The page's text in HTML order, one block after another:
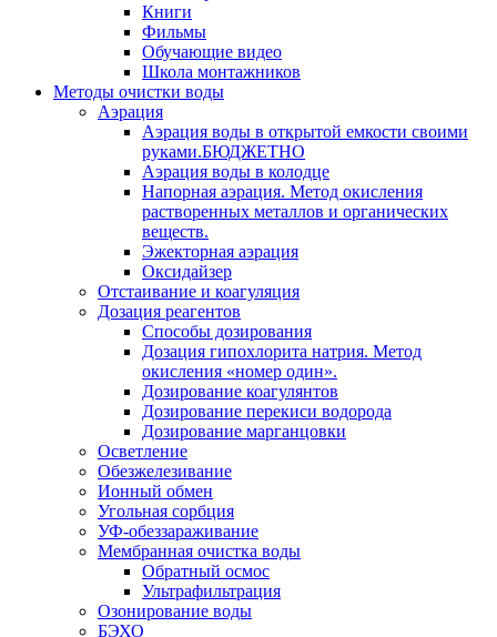
Книги
Фильмы
Обучающие видео
Школа монтажников
Методы очистки воды
Аэрация
Аэрация воды в открытой емкости своими
руками.БЮДЖЕТНО
Аэрация воды в колодце
Напорная аэрация. Метод окисления
растворенных металлов и органических
веществ.
Эжекторная аэрация
Оксидайзер
Отстаивание и коагуляция
Дозация реагентов
Способы дозирования
Дозация гипохлорита натрия. Метод
окисления «номер один».
Дозирование коагулянтов
Дозирование перекиси водорода
Дозирование марганцовки
Осветление
Обезжелезивание
Ионный обмен
Угольная сорбция
УФ-обеззараживание
Мембранная очистка воды
Обратный осмос
Ультрафильтрация
Озонирование воды
БЭХО